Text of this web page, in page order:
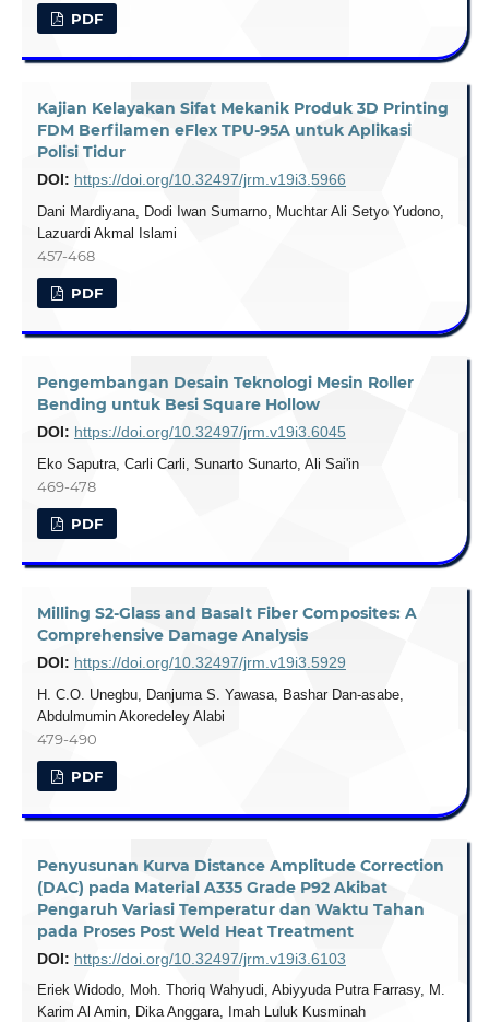
PDF
Kajian Kelayakan Sifat Mekanik Produk 3D Printing
FDM Berfilamen eFlex TPU-95A untuk Aplikasi
Polisi Tidur
DOI: https://doi.org/10.32497/jrm.v19i3.5966
Dani Mardiyana, Dodi Iwan Sumarno, Muchtar Ali Setyo Yudono,
Lazuardi Akmal Islami
457-468
PDF
Pengembangan Desain Teknologi Mesin Roller
Bending untuk Besi Square Hollow
DOI: https://doi.org/10.32497/jrm.v19i3.6045
Eko Saputra, Carli Carli, Sunarto Sunarto, Ali Sai'in
469-478
PDF
Milling S2-Glass and Basalt Fiber Composites: A
Comprehensive Damage Analysis
DOI: https://doi.org/10.32497/jrm.v19i3.5929
H. C.O. Unegbu, Danjuma S. Yawasa, Bashar Dan-asabe,
Abdulmumin Akoredeley Alabi
479-490
PDF
Penyusunan Kurva Distance Amplitude Correction
(DAC) pada Material A335 Grade P92 Akibat
Pengaruh Variasi Temperatur dan Waktu Tahan
pada Proses Post Weld Heat Treatment
DOI: https://doi.org/10.32497/jrm.v19i3.6103
Eriek Widodo, Moh. Thoriq Wahyudi, Abiyyuda Putra Farrasy, M.
Karim Al Amin, Dika Anggara, Imah Luluk Kusminah